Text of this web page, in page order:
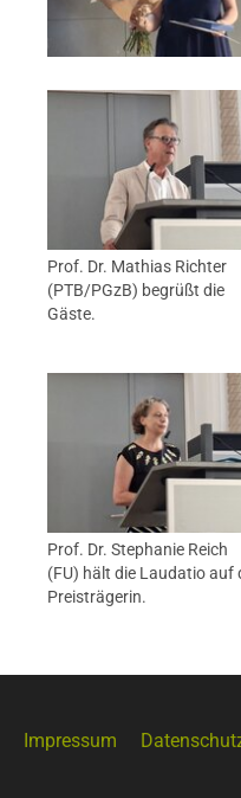
Prof. Dr. Mathias Richter
(PTB/PGzB) begrüßt die
Gäste.
Prof. Dr. Stephanie Reich
(FU) hält die Laudatio auf
Preisträgerin.
Impressum